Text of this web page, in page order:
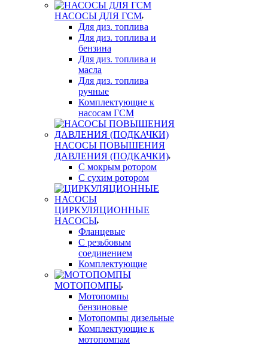
НАСОСЫ ДЛЯ ГСМ
Для диз. топлива
Для диз. топлива и
бензина
Для диз. топлива и
масла
Для диз. топлива
ручные
Комплектующие к
насосам ГСМ
НАСОСЫ ПОВЫШЕНИЯ
ДАВЛЕНИЯ (ПОДКАЧКИ)
С мокрым ротором
С сухим ротором
ЦИРКУЛЯЦИОННЫЕ
НАСОСЫ
Фланцевые
С резьбовым
соединением
Комплектующие
МОТОПОМПЫ
Мотопомпы
бензиновые
Мотопомпы дизельные
Комплектующие к
мотопомпам